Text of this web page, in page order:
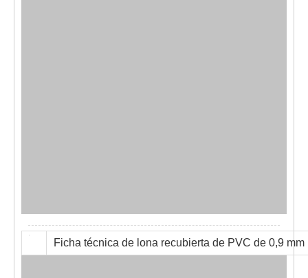
Ficha técnica de lona recubierta de PVC de 0,9 mm